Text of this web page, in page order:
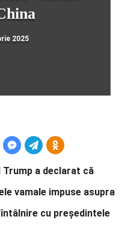
2025
a declarat că
vamale impuse asupra
cu președintele